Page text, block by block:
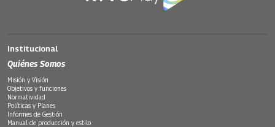
Institucional
Quiénes Somos
Misión y Visión
Objetivos y funciones
Normatividad
Políticas y Planes
Informes de Gestión
Manual de producción y estilo